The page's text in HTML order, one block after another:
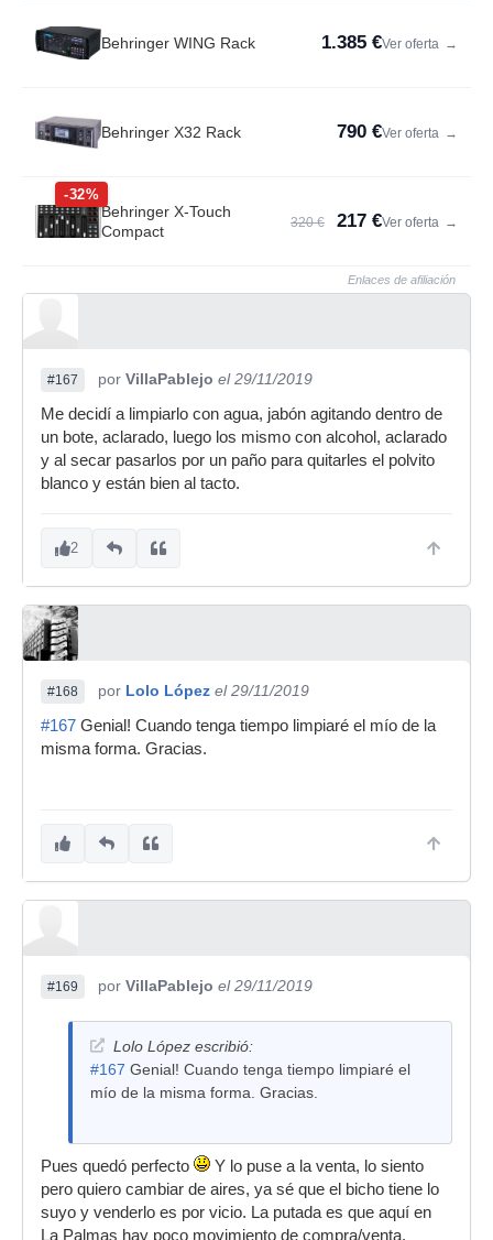
Behringer WING Rack 1.385 €Ver oferta →
Behringer X32 Rack 790 €Ver oferta →
-32%
Behringer X-Touch
Compact
320 € 217 €Ver oferta →
Enlaces de afiliación
#167 por VillaPablejo el 29/11/2019
Me decidí a limpiarlo con agua, jabón agitando dentro de
un bote, aclarado, luego los mismo con alcohol, aclarado
y al secar pasarlos por un paño para quitarles el polvito
blanco y están bien al tacto.
2
#168 por Lolo López el 29/11/2019
#167 Genial! Cuando tenga tiempo limpiaré el mío de la
misma forma. Gracias.
#169 por VillaPablejo el 29/11/2019
Lolo López escribió:
#167 Genial! Cuando tenga tiempo limpiaré el
mío de la misma forma. Gracias.
Pues quedó perfecto
Y lo puse a la venta, lo siento
pero quiero cambiar de aires, ya sé que el bicho tiene lo
suyo y venderlo es por vicio. La putada es que aquí en
La Palmas hay poco movimiento de compra/venta.